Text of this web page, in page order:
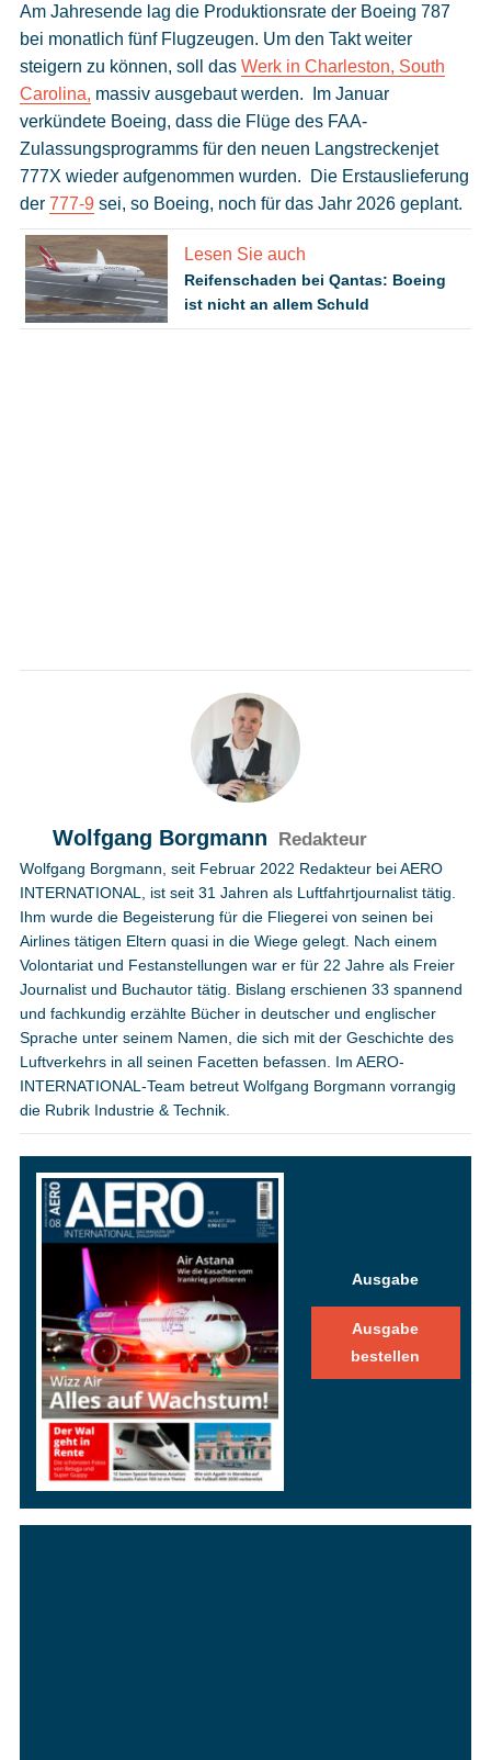
Am Jahresende lag die Produktionsrate der Boeing 787
bei monatlich fünf Flugzeugen. Um den Takt weiter
steigern zu können, soll das Werk in Charleston, South
Carolina, massiv ausgebaut werden. Im Januar
verkündete Boeing, dass die Flüge des FAA-
Zulassungsprogramms für den neuen Langstreckenjet
777X wieder aufgenommen wurden. Die Erstauslieferung
der 777-9sei, so Boeing, noch für das Jahr 2026 geplant.
Lesen Sie auch
Reifenschaden bei Qantas: Boeing
ist nicht an allem Schuld
Wolfgang Borgmann Redakteur
Wolfgang Borgmann, seit Februar 2022 Redakteur bei AERO
INTERNATIONAL, ist seit 31 Jahren als Luftfahrtjournalist tätig.
Ihm wurde die Begeisterung für die Fliegerei von seinen bei
Airlines tätigen Eltern quasi in die Wiege gelegt. Nach einem
Volontariat und Festanstellungen war er für 22 Jahre als Freier
Journalist und Buchautor tätig. Bislang erschienen 33 spannend
und fachkundig erzählte Bücher in deutscher und englischer
Sprache unter seinem Namen, die sich mit der Geschichte des
Luftverkehrs in all seinen Facetten befassen. Im AERO-
INTERNATIONAL-Team betreut Wolfgang Borgmann vorrangig
die Rubrik Industrie & Technik.
Ausgabe
Ausgabe
bestellen